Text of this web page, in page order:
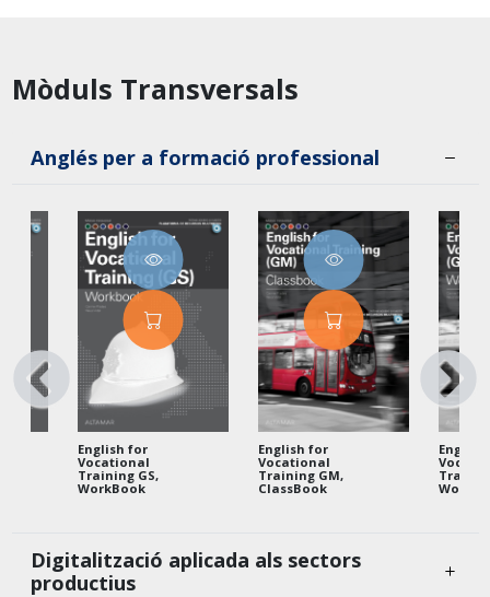
Mòduls Transversals
Anglés per a formació professional
English for
Vocational
Training GS,
WorkBook
English for
Vocational
Training GM,
ClassBook
Digitalització aplicada als sectors
productius